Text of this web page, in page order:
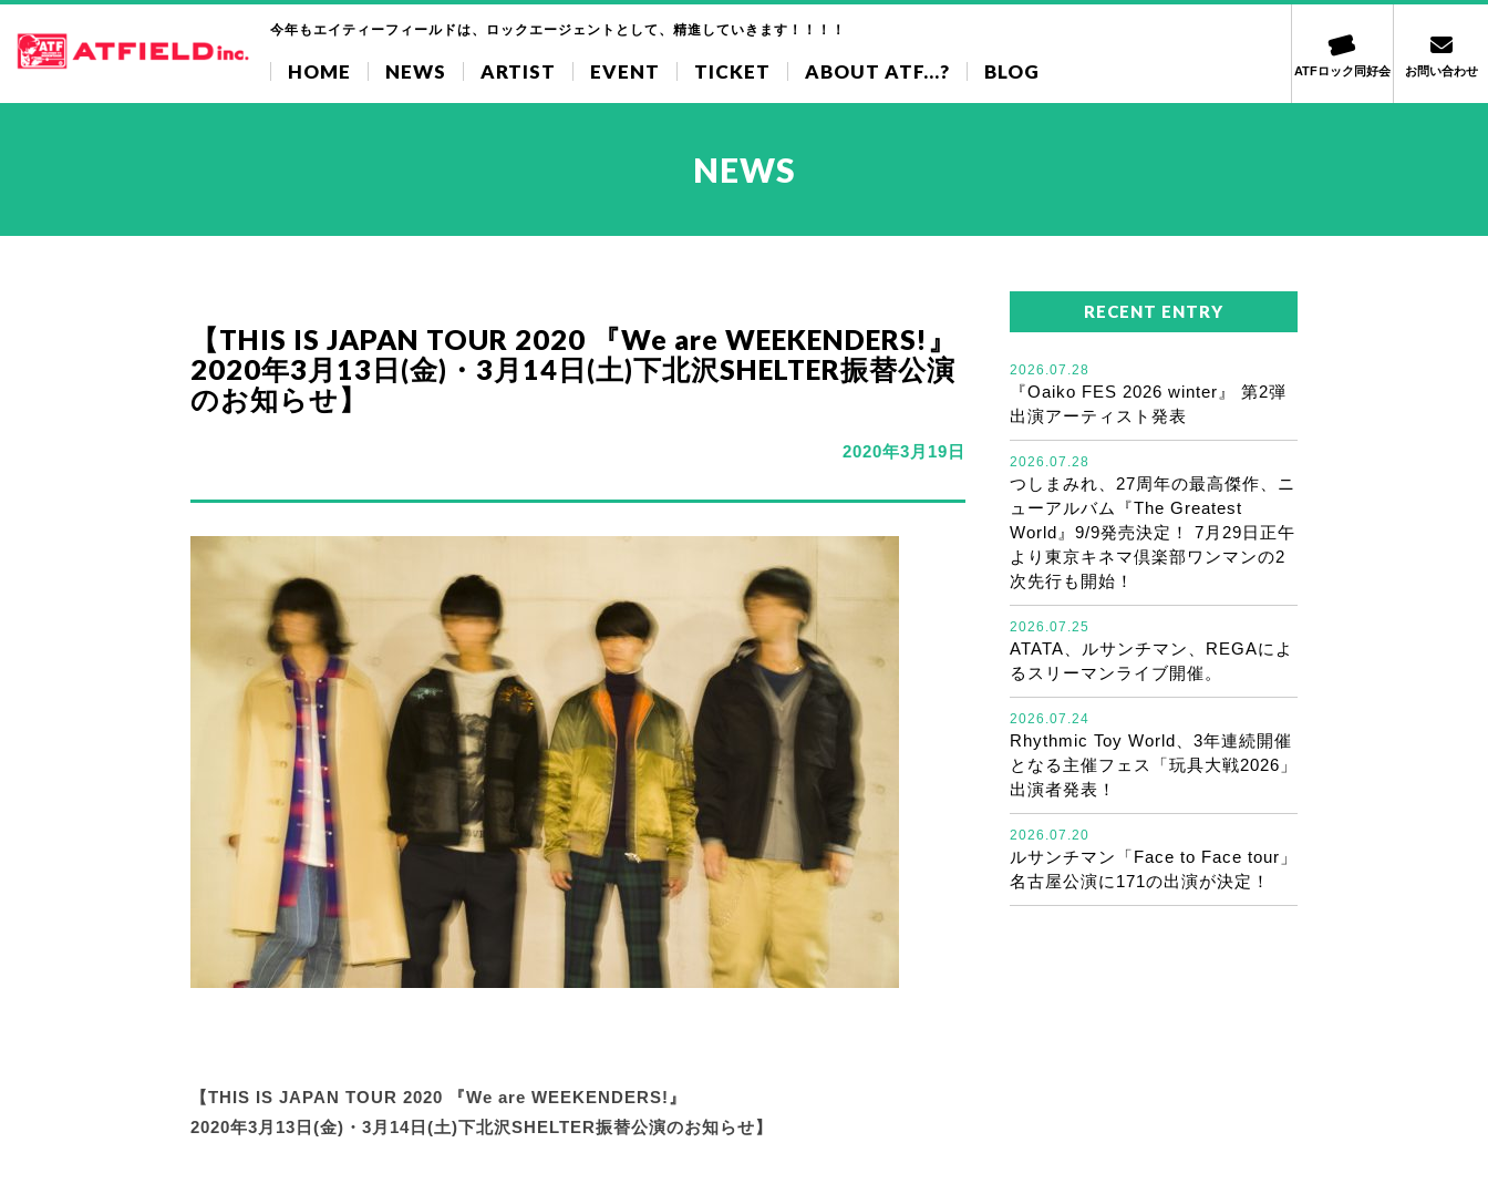
今年もエイティーフィールドは、ロックエージェントとして、精進していきます！！！！
HOME NEWS ARTIST EVENT TICKET ABOUT ATF...? BLOG ATFロック同好会 お問い合わせ
NEWS
【THIS IS JAPAN TOUR 2020 『We are WEEKENDERS!』
2020年3月13日(金)・3月14日(土)下北沢SHELTER振替公演
のお知らせ】
2020年3月19日
【THIS IS JAPAN TOUR 2020 『We are WEEKENDERS!』
2020年3月13日(金)・3月14日(土)下北沢SHELTER振替公演のお知らせ】
RECENT ENTRY
2026.07.28
『Oaiko FES 2026 winter』 第2弾
出演アーティスト発表
2026.07.28
つしまみれ、27周年の最高傑作、ニ
ューアルバム『The Greatest
World』9/9発売決定！ 7月29日正午
より東京キネマ倶楽部ワンマンの2
次先行も開始！
2026.07.25
ATATA、ルサンチマン、REGAによ
るスリーマンライブ開催。
2026.07.24
Rhythmic Toy World、3年連続開催
となる主催フェス「玩具大戦2026」
出演者発表！
2026.07.20
ルサンチマン「Face to Face tour」
名古屋公演に171の出演が決定！